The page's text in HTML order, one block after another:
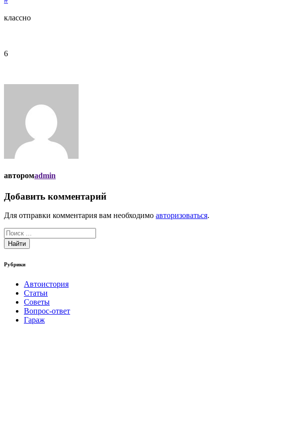
классно
6
авторомadmin
Добавить комментарий
Для отправки комментария вам необходимо авторизоваться.
Найти
Рубрики
Автоистория
Статьи
Советы
Вопрос-ответ
Гараж